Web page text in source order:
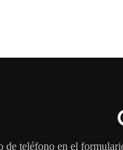
teléfono en el